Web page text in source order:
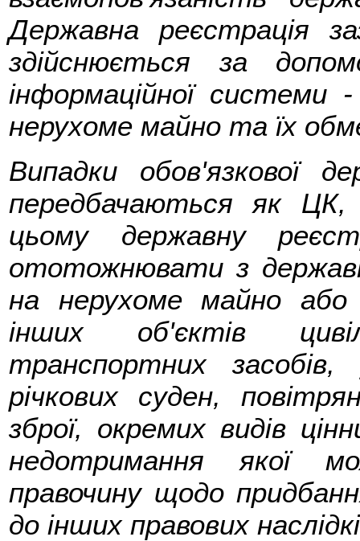
Державна реєстрація
здійснюється за
інформаційної
нерухоме майно та їх
Випадки обов'язкової
передбачаються як
цьому державну
ототожнювати з
на нерухоме майно
інших об'єктів
транспортних
річкових суден,
зброї, окремих видів
недотримання якої
правочину щодо
до інших правових